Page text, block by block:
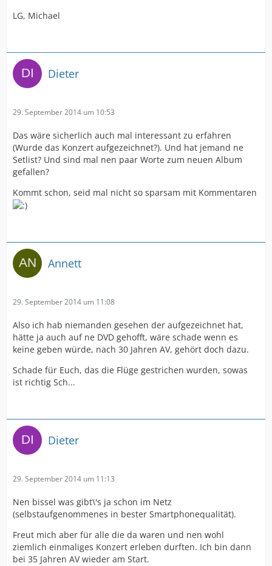
LG, Michael
Dieter
29. September 2014 um 10:53
Das wäre sicherlich auch mal interessant zu erfahren
(Wurde das Konzert aufgezeichnet?). Und hat jemand ne
Setlist? Und sind mal nen paar Worte zum neuen Album
gefallen?
Kommt schon, seid mal nicht so sparsam mit Kommentaren
Annett
29. September 2014 um 11:08
Also ich hab niemanden gesehen der aufgezeichnet hat,
hätte ja auch auf ne DVD gehofft, wäre schade wenn es
keine geben würde, nach 30 Jahren AV, gehört doch dazu.
Schade für Euch, das die Flüge gestrichen wurden, sowas
ist richtig Sch...
Dieter
29. September 2014 um 11:13
Nen bissel was gibt\'s ja schon im Netz
(selbstaufgenommenes in bester Smartphonequalität).
Freut mich aber für alle die da waren und nen wohl
ziemlich einmaliges Konzert erleben durften. Ich bin dann
bei 35 Jahren AV wieder am Start.